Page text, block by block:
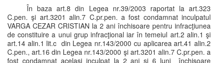
În baza art.8 din Legea nr.39/2003 raportat la art.323
C.pen. şi art.3201 alin.7 C.pr.pen. a fost condamnat inculpatul
VARGA CEZAR CRISTIAN la 2 ani închisoare pentru infracţiunea
de constituire a unui grup infracţional iar în temeiul art.2 alin.1 şi
art.14 alin.1 lit.c din Legea nr.143/2000 cu aplicarea art.41 alin.2
C.pen., art.16 din Legea nr.143/2000 şi art.3201 alin.7 C.pr.pen. a
fost condamnat acelaşi inculpat la 2 ani şi 6 luni închisoare